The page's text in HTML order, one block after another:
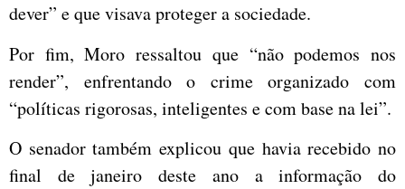
dever” e que visava proteger a sociedade.
Por fim, Moro ressaltou que “não podemos nos
render”, enfrentando o crime organizado com
“políticas rigorosas, inteligentes e com base na lei”.
O senador também explicou que havia recebido no
final de janeiro deste ano a informação do